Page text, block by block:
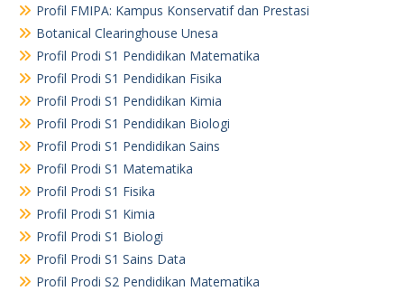
Profil FMIPA: Kampus Konservatif dan Prestasi
Botanical Clearinghouse Unesa
Profil Prodi S1 Pendidikan Matematika
Profil Prodi S1 Pendidikan Fisika
Profil Prodi S1 Pendidikan Kimia
Profil Prodi S1 Pendidikan Biologi
Profil Prodi S1 Pendidikan Sains
Profil Prodi S1 Matematika
Profil Prodi S1 Fisika
Profil Prodi S1 Kimia
Profil Prodi S1 Biologi
Profil Prodi S1 Sains Data
Profil Prodi S2 Pendidikan Matematika